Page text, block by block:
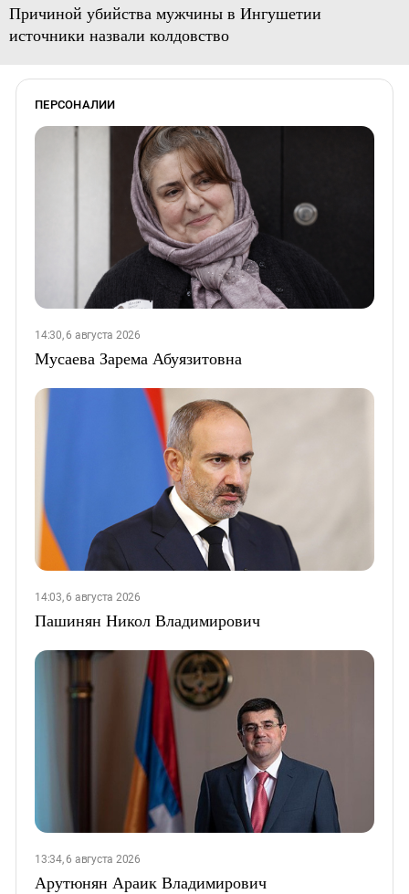
Причиной убийства мужчины в Ингушетии
источники назвали колдовство
ПЕРСОНАЛИИ
14:30, 6 августа 2026
Мусаева Зарема Абуязитовна
14:03, 6 августа 2026
Пашинян Никол Владимирович
13:34, 6 августа 2026
Арутюнян Араик Владимирович